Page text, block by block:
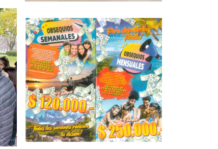
04
Ago
Mirá Mirá, de Juan Altamira: todo en artesanías
madera
Juan Altamira, con su emprendimiento de
en madera, fue...
leer más